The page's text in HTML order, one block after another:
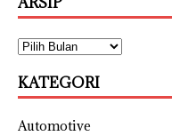
KATEGORI
Automotive